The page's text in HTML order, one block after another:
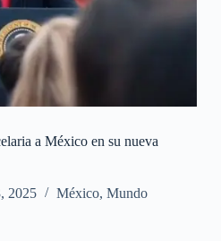
a México en su nueva
2025 México, Mundo